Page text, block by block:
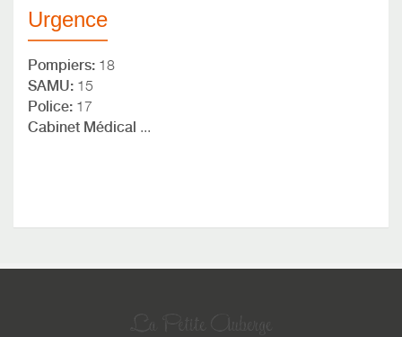
Urgence
Pompiers: 18
SAMU: 15
Police: 17
Cabinet Médical ...